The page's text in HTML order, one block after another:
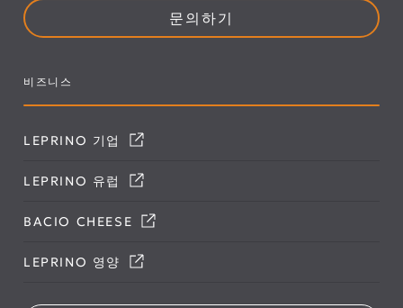
문의하기
비즈니스
LEPRINO 기업
LEPRINO 유럽
BACIO CHEESE
LEPRINO 영양